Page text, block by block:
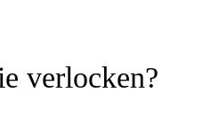
verlocken?